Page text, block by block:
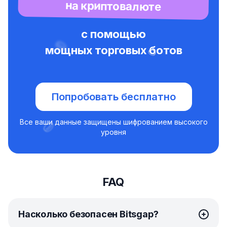
на криптовалюте
с помощью
мощных торговых ботов
Попробовать бесплатно
Все ваши данные защищены шифрованием высокого
уровня
FAQ
Насколько безопасен Bitsgap?